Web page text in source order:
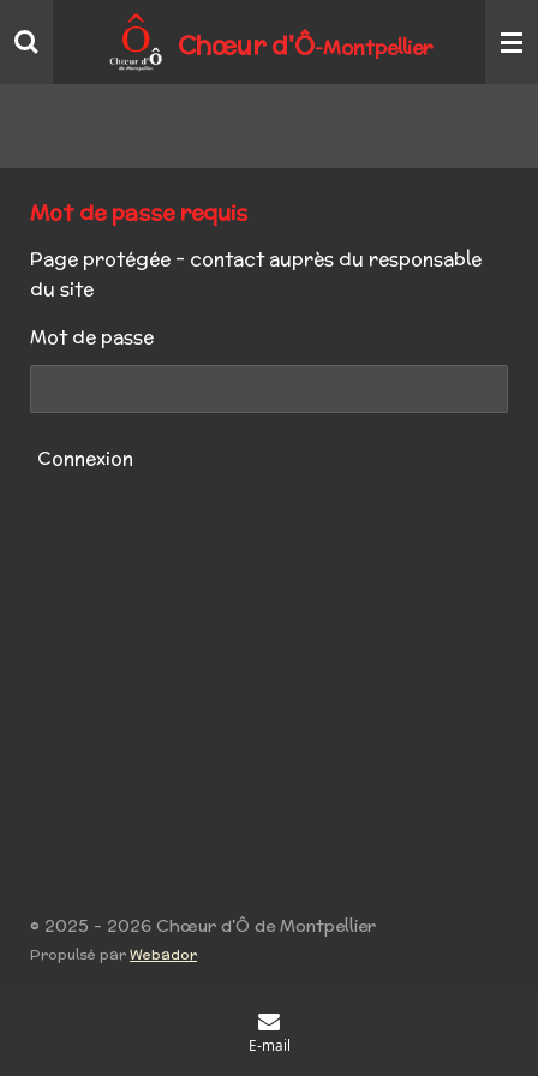
Passer
au
contenu
Chœur d'Ô-Montpellier
Mot de passe requis
Page protégée - contact auprès du responsable
du site
Mot de passe
Connexion
© 2025 - 2026 Chœur d'Ô de Montpellier
Propulsé parWebador
E-mail